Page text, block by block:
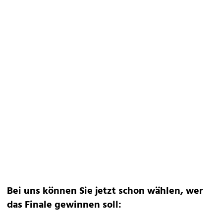
Bei uns können Sie jetzt schon wählen, wer
das Finale gewinnen soll: